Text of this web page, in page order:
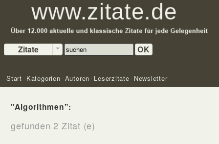
Zitate OK
Start Kategorien Autoren Leserzitate Newsletter
"Algorithmen":
gefunden 2 Zitat (e)